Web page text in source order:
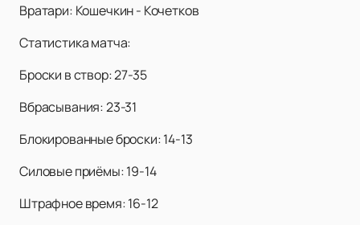
Вратари: Кошечкин - Кочетков
Статистика матча:
Броски в створ: 27-35
Вбрасывания: 23-31
Блокированные броски: 14-13
Силовые приёмы: 19-14
Штрафное время: 16-12